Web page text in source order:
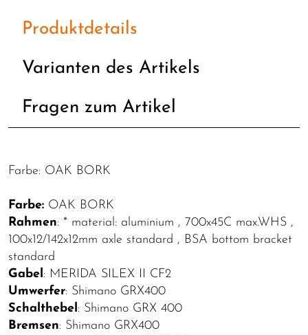
Produktdetails
Varianten des Artikels
Fragen zum Artikel
Farbe: OAK BORK
Farbe: OAK BORK
Rahmen: * material: aluminium , 700x45C max.WHS ,
100x12/142x12mm axle standard , BSA bottom bracket
standard
Gabel: MERIDA SILEX II CF2
Umwerfer: Shimano GRX400
Schalthebel: Shimano GRX 400
Bremsen: Shimano GRX400